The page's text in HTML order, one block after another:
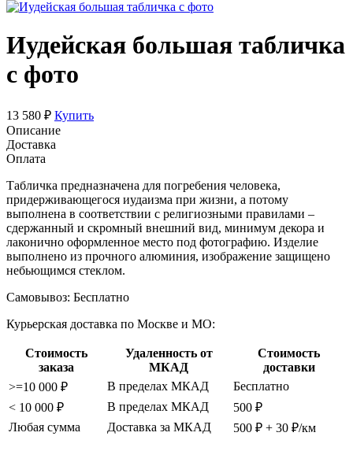
Иудейская большая табличка
с фото
13 580 ₽ Купить
Описание
Доставка
Оплата
Табличка предназначена для погребения человека,
придерживающегося иудаизма при жизни, а потому
выполнена в соответствии с религиозными правилами –
сдержанный и скромный внешний вид, минимум декора и
лаконично оформленное место под фотографию. Изделие
выполнено из прочного алюминия, изображение защищено
небьющимся стеклом.
Самовывоз: Бесплатно
Курьерская доставка по Москве и МО:
Стоимость
заказа
Удаленность от
МКАД
Стоимость
доставки
>=10 000 ₽
В пределах МКАД
Бесплатно
< 10 000 ₽
В пределах МКАД
500 ₽
Любая сумма
Доставка за МКАД 500 ₽ + 30 ₽/км